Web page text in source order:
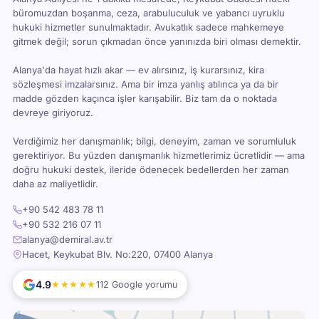
büromuzdan boşanma, ceza, arabuluculuk ve yabancı uyruklu
hukuki hizmetler sunulmaktadır. Avukatlık sadece mahkemeye
gitmek değil; sorun çıkmadan önce yanınızda biri olması demektir.
Alanya'da hayat hızlı akar — ev alırsınız, iş kurarsınız, kira
sözleşmesi imzalarsınız. Ama bir imza yanlış atılınca ya da bir
madde gözden kaçınca işler karışabilir. Biz tam da o noktada
devreye giriyoruz.
Verdiğimiz her danışmanlık; bilgi, deneyim, zaman ve sorumluluk
gerektiriyor. Bu yüzden danışmanlık hizmetlerimiz ücretlidir — ama
doğru hukuki destek, ileride ödenecek bedellerden her zaman
daha az maliyetlidir.
+90 542 483 78 11
+90 532 216 07 11
alanya@demiral.av.tr
Hacet, Keykubat Blv. No:220, 07400 Alanya
4.9★★★★★112 Google yorumu